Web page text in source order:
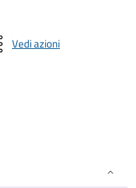
Vedi azioni